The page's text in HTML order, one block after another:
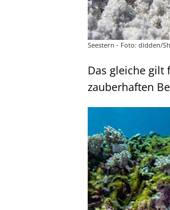
Seestern - Foto: didden/
Das gleiche gilt
zauberhaften